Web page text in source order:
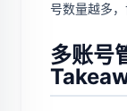
号数量越多
多账号